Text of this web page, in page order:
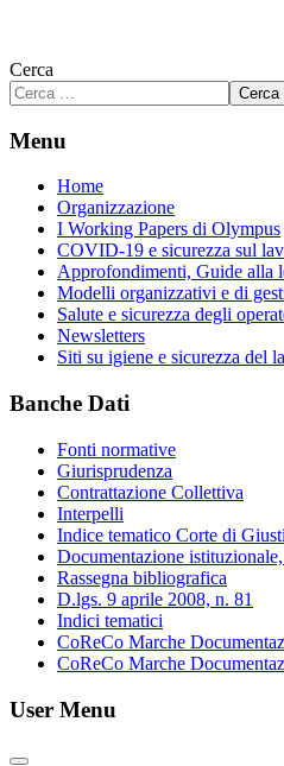
Cerca
Cerca
Menu
Home
Organizzazione
I Working Papers di Olympus
COVID-19 e sicurezza sul
Approfondimenti, Guide alla
Modelli organizzativi e di
Salute e sicurezza degli
Newsletters
Siti su igiene e sicurezza del
Banche Dati
Fonti normative
Giurisprudenza
Contrattazione Collettiva
Interpelli
Indice tematico Corte di
Documentazione
Rassegna bibliografica
D.lgs. 9 aprile 2008, n. 81
Indici tematici
CoReCo Marche
CoReCo Marche
User Menu